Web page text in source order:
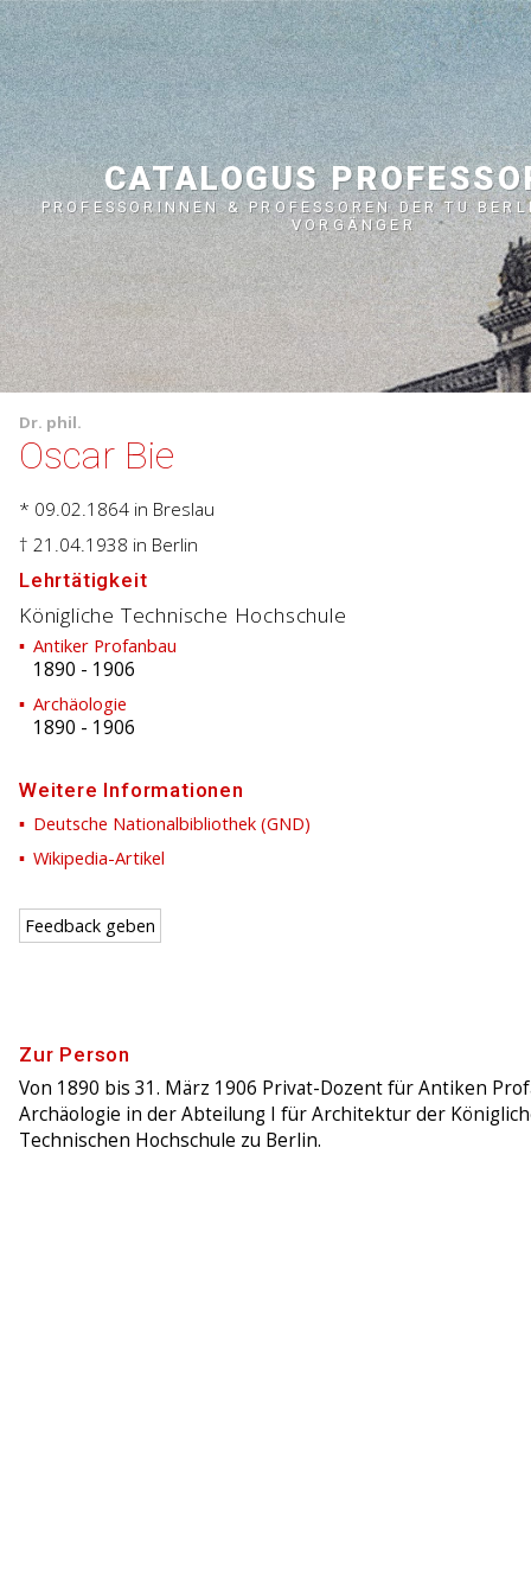
CATALOGUS
PROFESSORINNEN & PROFESSOREN DER TU
VORGÄNGER
Dr. phil.
Oscar Bie
Zur Person
Von 1890 bis 31. März 1906 Privat-Dozent für Antiken
Archäologie in der Abteilung I für Architektur der
Technischen Hochschule zu Berlin.
* 09.02.1864 in Breslau
† 21.04.1938 in Berlin
Lehrtätigkeit
Königliche Technische Hochschule
Antiker Profanbau
1890 - 1906
Archäologie
1890 - 1906
Weitere Informationen
Deutsche Nationalbibliothek (GND)
Wikipedia-Artikel
Feedback geben